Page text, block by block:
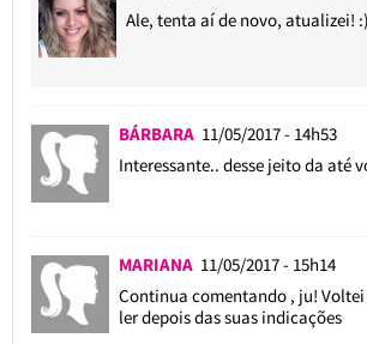
Ale, tenta aí de novo, atualizei! :)
BÁRBARA 11/05/2017 - 14h53
Interessante.. desse jeito da até
MARIANA 11/05/2017 - 15h14
Continua comentando , ju!
ler depois das suas indicações